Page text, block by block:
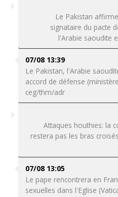
Le Pakistan
signataire du pacte
l'Arabie saoudite
07/08 13:39
Le Pakistan, l'Arabie
accord de défense
ceg/thm/adr
Attaques houthies: la
restera pas les bras
07/08 13:05
Le pape rencontrera en
sexuelles dans l'Eglise